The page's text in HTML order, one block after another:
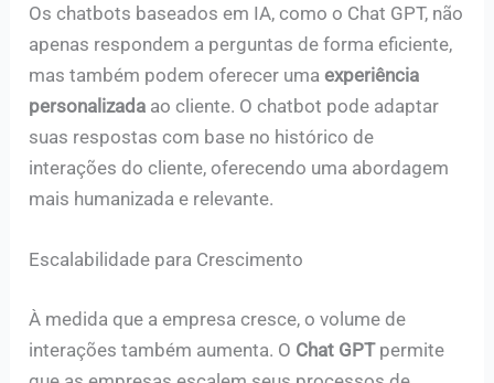
Os chatbots baseados em IA, como o Chat GPT, não
apenas respondem a perguntas de forma eficiente,
mas também podem oferecer umaexperiência
personalizada ao cliente. O chatbot pode adaptar
suas respostas com base no histórico de
interações do cliente, oferecendo uma abordagem
mais humanizada e relevante.
Escalabilidade para Crescimento
À medida que a empresa cresce, o volume de
interações também aumenta. O Chat GPTpermite